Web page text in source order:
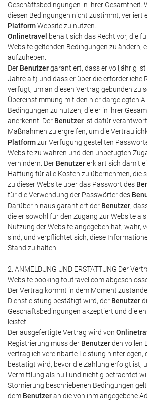
Geschäftsbedingungen in ihrer Gesamtheit.
diesen Bedingungen nicht zustimmt, verliert
PlatformWebsite zu nutzen.
Onlinetravel behält sich das Recht vor, die
Website geltenden Bedingungen zu ändern,
aufzuheben.
Der Benutzergarantiert, dass er volljährig
Jahre alt) und dass er über die erforderliche
verfügt, um an diesen Vertrag gebunden zu
Übereinstimmung mit den hier dargelegten
Bedingungen zu nutzen, die er in ihrer
anerkennt. Der Benutzer ist dafür
Maßnahmen zu ergreifen, um die
Platformzur Verfügung gestellten
Website zu wahren und den unbefugten
verhindern. Der Benutzererklärt sich damit
Haftung für alle Kosten zu übernehmen, die
zu dieser Website über das Passwort des
für die Verwendung der Passwörter des
Darüber hinaus garantiert der Benutzer,
die er sowohl für den Zugang zur Website
Nutzung der Website angegeben hat, wahr,
sind, und verpflichtet sich, diese
Stand zu halten.
2. ANMELDUNG UND ERSTATTUNG Der
Website booking.toutravel.com
Der Vertrag kommt in dem Moment
Dienstleistung bestätigt wird, der Benutzer
Geschäftsbedingungen akzeptiert und die
leistet.
Der ausgefertigte Vertrag wird von
Registrierung muss der Benutzerden vollen
vertraglich vereinbarte Leistung hinterlegen,
bestätigt wird, bevor die Zahlung erfolgt ist,
Vermittlung als null und nichtig betrachtet
Stornierung beschriebenen Bedingungen
dem Benutzeran die von ihm angegebene